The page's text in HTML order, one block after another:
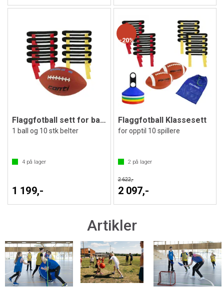
Flaggfotball sett for barn opptil 12 år
1 ball og 10 stk belter
4 på lager
1 199,-
20%
Flaggfotball Klassesett
for opptil 10 spillere
2på lager
2 622,-
2 097,-
Artikler